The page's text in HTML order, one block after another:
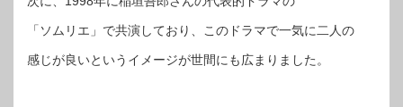
「ソムリエ」で共演しており、このドラマで一気に二人の
感じが良いというイメージが世間にも広まりました。